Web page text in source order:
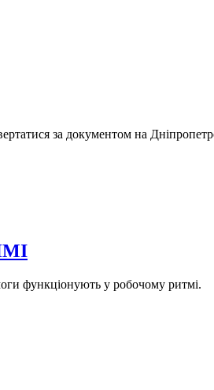
за документом на
функціонують у робочому ритмі.